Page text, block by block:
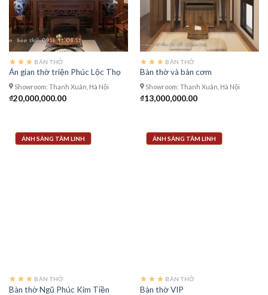
BÀN THỜ
Án gian thờ triện Phúc Lộc Thọ
Showroom: Thanh Xuân, Hà Nội
₫20,000,000.00
BÀN THỜ
Bàn thờ và bàn cơm
Showroom: Thanh Xuân, Hà Nội
₫13,000,000.00
ÁNH SÁNG TÂM LINH
BÀN THỜ
Bàn thờ Ngũ Phúc Kim Tiền
ÁNH SÁNG TÂM LINH
BÀN THỜ
Bàn thờ VIP